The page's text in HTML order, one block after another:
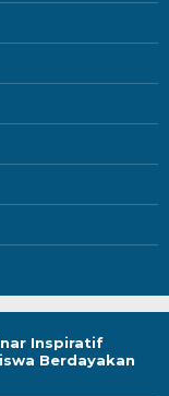
Inspiratif
Berdayakan